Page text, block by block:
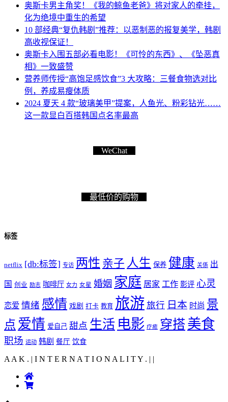
奥斯卡男主角奖！《我的鲸鱼老爸》将对家人的牵挂，
化为绝境中重生的希望
10 部经典“复仇韩剧”推荐：以恶制恶的报复美学，韩剧
高收视保证！
奥斯卡入围五部必看电影！《可怜的东西》、《坠恶真
相》一致盛赞
营养师传授“高饱足感饮食”3 大攻略：三餐食物选对比
例，养成易瘦体质
2024 夏天 4 款“玻璃美甲”提案，人鱼光、粉彩钻光……
这一款显白百搭韩国点名率最高
WeChat
最低价的购物
标签
netflix [db:标签] 专访 两性 亲子 人生 保养 健康 关係 出
国 创业 励志 咖啡厅 女力 女星 婚姻 家庭 居家 工作 影评 心灵
恋爱 情绪 感情 戏剧 打卡 教育 旅游 旅行 日本 时尚 景
点 爱情 爱自己 甜点 生活 电影 疗癒 穿搭美食
职场 运动 韩剧 餐厅 饮食
A A K . | I N T E R N A T I O N A L I T Y . | |